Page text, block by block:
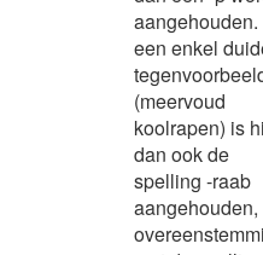
aangehouden.
een enkel
(meervoud
koolrapen) is
dan ook de
spelling -raab